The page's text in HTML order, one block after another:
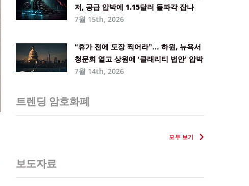
저, 공급 압박에 1.15달러 돌파각 잡나
7월 15th, 2026
“휴가 전에 도장 찍어라”… 하원, 뉴욕서
청문회 열고 상원에 ‘클래리티 법안’ 압박
7월 14th, 2026
트렌딩 암호화폐
모두 보기
보도자료